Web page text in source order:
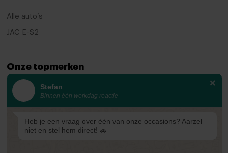
Bagagedek
Bestuurdersstoel in hoogte verstelbaar
Binnenspiegel automatisch dimmend
Boordcomputer
Alle auto’s
JAC E-S2
Onze topmerken
KIA
Ford
Mazda
Stefan
Binnen één werkdag reactie
Heb je een vraag over één van onze occasions? Aarzel
niet en stel hem direct! 🚗